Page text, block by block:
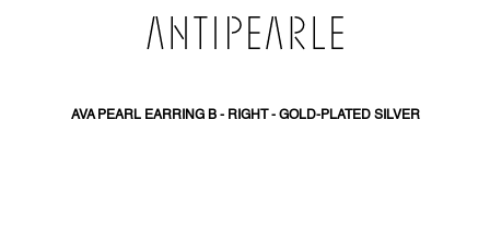
AVA PEARL EARRING B - RIGHT - GOLD-PLATED SILVER